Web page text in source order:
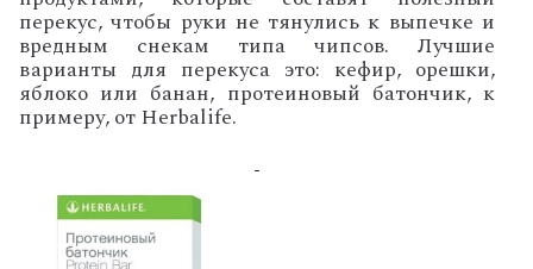
перекус, чтобы руки не тянулись к выпечке и
вредным снекам типа чипсов. Лучшие
варианты для перекуса это: кефир, орешки,
яблоко или банан, протеиновый батончик, к
примеру, от Herbalife.